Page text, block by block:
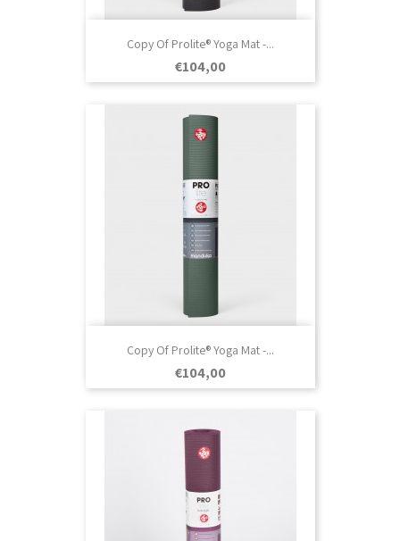
Copy Of Prolite® Yoga Mat -...
Prezo
€104,00
Copy Of Prolite® Yoga Mat -...
Prezo
€104,00